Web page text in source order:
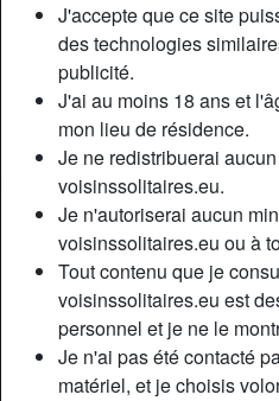
J'accepte que ce site
des technologies
publicité.
J'ai au moins 18 ans et
mon lieu de résidence.
Je ne redistribuerai
voisinssolitaires.eu.
Je n'autoriserai aucun
voisinssolitaires.eu ou à
Tout contenu que je
voisinssolitaires.eu est
personnel et je ne le
Je n'ai pas été contacté
matériel, et je choisis
Nickname:
Âge:
Pays:
Département:
Sexe:
Sexualité: